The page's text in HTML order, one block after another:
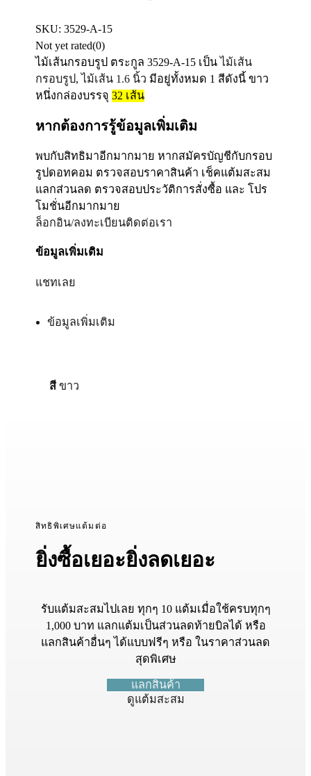
SKU:3529-A-15
Not yet rated(0)
ไม้เส้นกรอบรูป ตระกูล3529-A-15 เป็นไม้เส้น
กรอบรูป,ไม้เส้น 1.6 นิ้ว มีอยู่ทั้งหมด 1 สีดังนี้ ขาว
หนึ่งกล่องบรรจุ32 เส้น
หากต้องการรู้ข้อมูลเพิ่มเติม
พบกับสิทธิมาอีกมากมาย หากสมัครบัญชีกับกรอบ
รูปดอทคอม ตรวจสอบราคาสินค้า เช็คแต้มสะสม
แลกส่วนลด ตรวจสอบประวัติการสั่งซื้อ และ โปร
โมชั่นอีกมากมาย
ล็อกอิน/ลงทะเบียนติดต่อเรา
ข้อมูลเพิ่มเติม
แชทเลย
ข้อมูลเพิ่มเติม
สี ขาว
ยิ่งซื้อเยอะยิ่งลดเยอะ
สิทธิพิเศษแต้มต่อ
รับแต้มสะสมไปเลย ทุกๆ 10 แต้มเมื่อใช้ครบทุกๆ
1,000 บาท แลกแต้มเป็นส่วนลดท้ายบิลได้ หรือ
แลกสินค้าอื่นๆ ได้แบบฟรีๆ หรือ ในราคาส่วนลด
สุดพิเศษ
แลกสินค้า
ดูแต้มสะสม